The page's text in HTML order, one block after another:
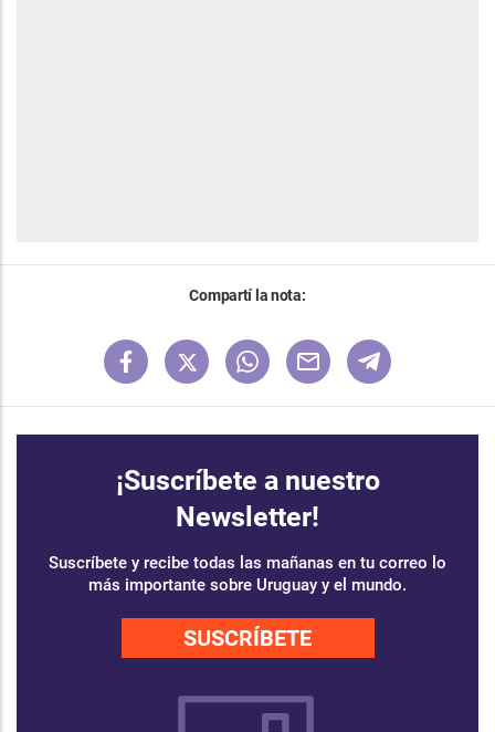
Compartí la nota:
¡Suscríbete a nuestro
Newsletter!
Suscríbete y recibe todas las mañanas en tu correo lo
más importante sobre Uruguay y el mundo.
SUSCRÍBETE